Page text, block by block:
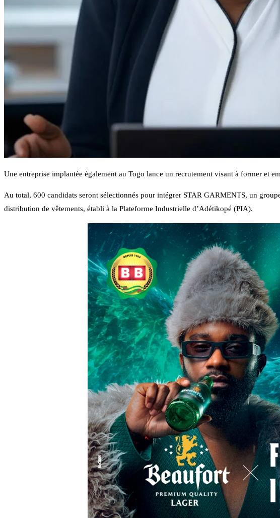
Une entreprise implantée également au Togo lance un recrutement visant à former et
Au total, 600 candidats seront sélectionnés pour intégrer STAR GARMENTS, un
distribution de vêtements, établi à la Plateforme Industrielle d’Adétikopé (PIA).